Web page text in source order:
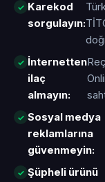
Karekod
sorgulayın:
İnternetten
ilaç
almayın:
Sosyal medya
reklamlarına
güvenmeyin:
Şüpheli ürünü